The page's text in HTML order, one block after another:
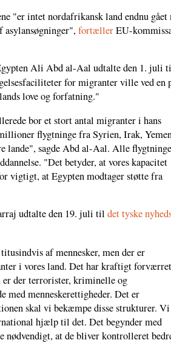
"er intet nordafrikansk land endnu
asylansøgninger",fortællerEU-
Ali Abd al-Aal udtalte den 1. juli
for migranter ville ved en
love og forfatning."
bor et stort antal migranter i hans
flygtninge fra Syrien, Irak,
lande", sagde Abd al-Aal. Alle
"Det betyder, at vores kapacitet
vigtigt, at Egypten modtager støtte fra
udtalte den 19. juli til det tyske
af mennesker, men der er
i vores land. Det har kraftigt forværret
er der terrorister, kriminelle og
med menneskerettigheder. Det er
skal vi bekæmpe disse strukturer. Vi
hjælp til det. Det begynder med
nødvendigt, at de bliver kontrolleret